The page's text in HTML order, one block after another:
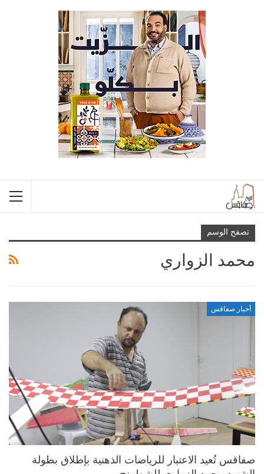
تصفح الوسم
محمد الزواري
أخبار صفاقس
صفاقس تُعيد الاعتبار للرياضات الذهنية بإطلاق بطولة